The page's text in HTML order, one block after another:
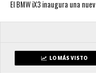
El BMW iX3 inaugura una
LO MÁS VISTO